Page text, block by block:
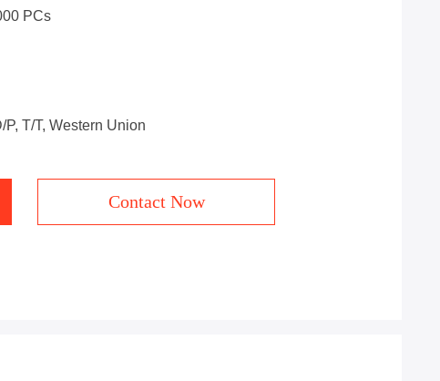
PCs
P, T/T, Western Union
Contact Now